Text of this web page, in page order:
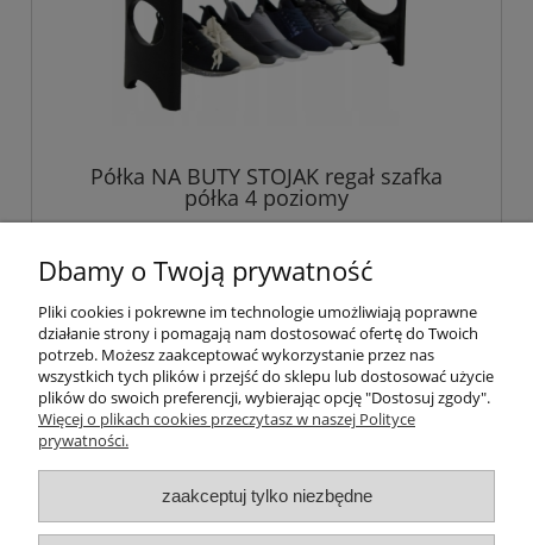
Półka NA BUTY STOJAK regał szafka
półka 4 poziomy
21,34 zł
powiadom o dostępności
Pomoc
Moje konto
Dbamy o Twoją prywatność
Pliki cookies i pokrewne im technologie umożliwiają poprawne
działanie strony i pomagają nam dostosować ofertę do Twoich
potrzeb. Możesz zaakceptować wykorzystanie przez nas
wszystkich tych plików i przejść do sklepu lub dostosować użycie
plików do swoich preferencji, wybierając opcję "Dostosuj zgody".
Więcej o plikach cookies przeczytasz w naszej Polityce
prywatności.
zaakceptuj tylko niezbędne